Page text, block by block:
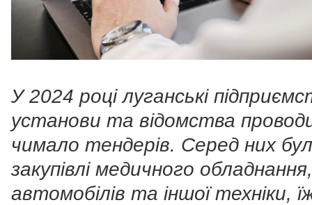
У 2024 році луганські
установи та відомства
чимало тендерів. Серед них
закупівлі медичного обладнання,
автомобілів та іншої техніки,